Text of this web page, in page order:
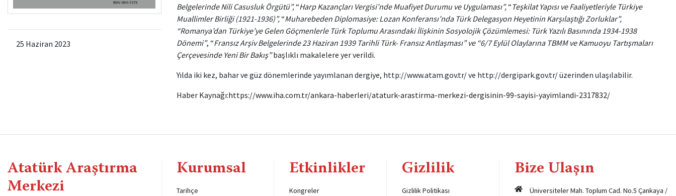
25 Haziran 2023
Belgelerinde Nili Casusluk Örgütü”,“Harp Kazançları Vergisi’nde Muafiyet Durumu ve Uygulaması”,“ Teşkilat Yapısı ve Faaliyetleriyle Türkiye
Muallimler Birliği (1921-1936)”,“Muharebeden Diplomasiye: Lozan Konferansı’nda Türk Delegasyon Heyetinin Karşılaştığı Zorluklar”,
“Romanya’dan Türkiye’ye Gelen Göçmenlerle Türk Toplumu Arasındaki İlişkinin Sosyolojik Çözümlemesi: Türk Yazılı Basınında 1934-1938
Dönemi”, “Fransız Arşiv Belgelerinde 23 Haziran 1939 Tarihli Türk- Fransız Antlaşması” ve “6/7 Eylül Olaylarına TBMM ve Kamuoyu Tartışmaları
Çerçevesinde Yeni Bir Bakış”başlıklı makalelere yer verildi.
Yılda iki kez, bahar ve güz dönemlerinde yayımlanan dergiye, http://www.atam.gov.tr/ ve http://dergipark.gov.tr/ üzerinden ulaşılabilir.
Haber Kaynağı:https://www.iha.com.tr/ankara-haberleri/ataturk-arastirma-merkezi-dergisinin-99-sayisi-yayimlandi-2317832/
Atatürk Araştırma
Merkezi
Kurumsal
Tarihçe
Etkinlikler
Kongreler
Gizlilik
Gizlilik Politikası
Bize Ulaşın
Üniversiteler Mah. Toplum Cad. No.5 Çankaya /